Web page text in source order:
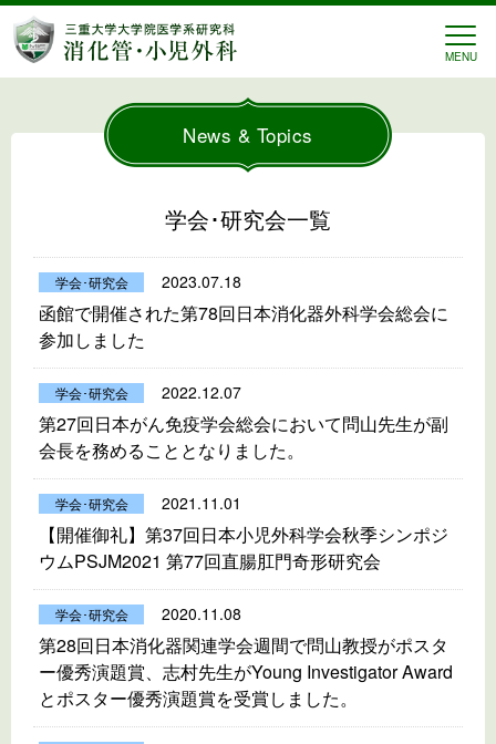
三重大学 消化管・小児外
MENU
News & Topics
学会･研究会一覧
学会･研究会 2023.07.18
函館で開催された第78回日本消化器外科学会総会に
参加しました
学会･研究会 2022.12.07
第27回日本がん免疫学会総会において問山先生が副
会長を務めることとなりました。
学会･研究会 2021.11.01
【開催御礼】第37回日本小児外科学会秋季シンポジ
ウムPSJM2021 第77回直腸肛門奇形研究会
学会･研究会 2020.11.08
第28回日本消化器関連学会週間で問山教授がポスタ
ー優秀演題賞、志村先生がYoung Investigator Award
とポスター優秀演題賞を受賞しました。